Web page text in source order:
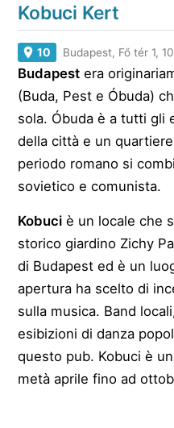
Kobuci Kert
10 Budapest, Fő tér 1,
Budapest era
(Buda, Pest e Óbuda)
sola. Óbuda è a tutti gli
della città e un
periodo romano si
sovietico e comunista.
Kobuci è un locale che
storico giardino Zichy
di Budapest ed è un
apertura ha scelto di
sulla musica. Band
esibizioni di danza
questo pub. Kobuci è
metà aprile fino ad